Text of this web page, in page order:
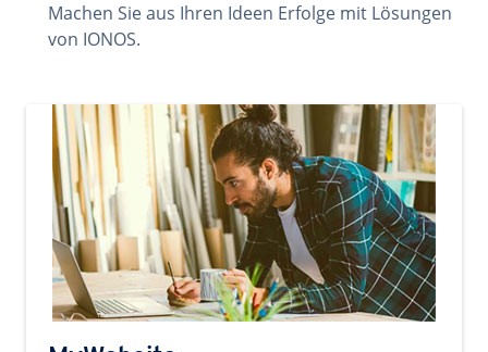
Machen Sie aus Ihren Ideen Erfolge mit Lösungen
von IONOS.